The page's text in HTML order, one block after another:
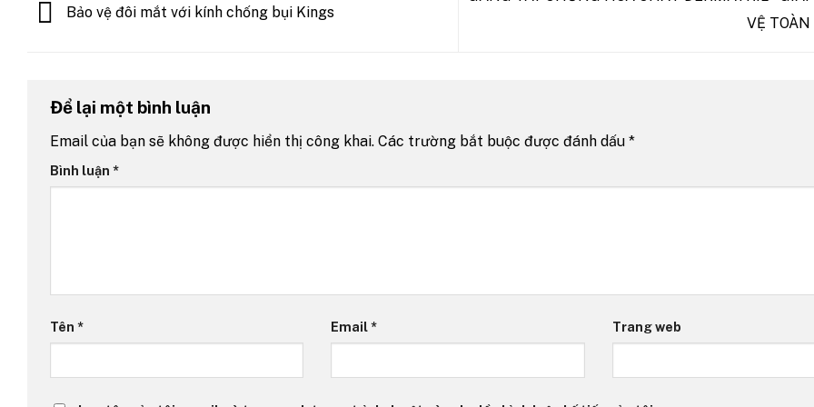
Bảo vệ đôi mắt với kính chống bụi Kings
VỆ
Để lại một bình luận
Email của bạn sẽ không được hiển thị công khai. Các trường bắt buộc được đánh dấu *
Bình luận *
Tên * Email* Trang web